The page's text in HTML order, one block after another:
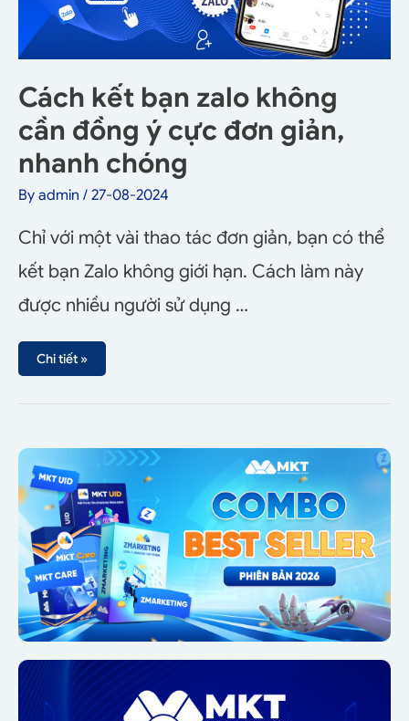
Cách kết bạn zalo không
cần đồng ý cực đơn giản,
nhanh chóng
By admin / 27-08-2024
Chỉ với một vài thao tác đơn giản, bạn có thể
kết bạn Zalo không giới hạn. Cách làm này
được nhiều người sử dụng …
Chi tiết »